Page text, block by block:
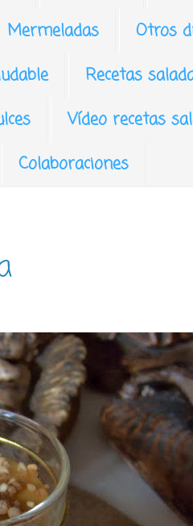
Mermeladas Otros
Recetas
Vídeo recetas
Colaboraciones